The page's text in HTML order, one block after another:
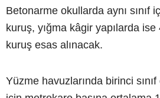
Betonarme okullarda aynı sınıf
kuruş, yığma kâgir yapılarda
kuruş esas alınacak.
Yüzme havuzlarında birinci